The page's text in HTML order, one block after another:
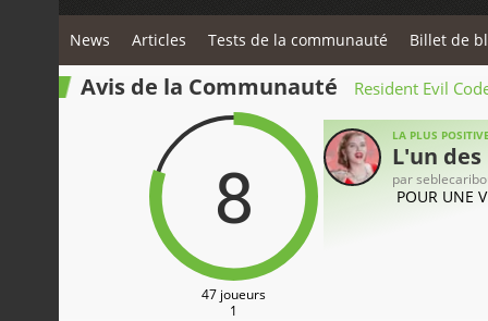
News Articles Tests de la communauté Billet de
Avis de la Communauté Resident Evil
8
47 joueurs
1
LA PLUS
L'un
par
POUR UNE